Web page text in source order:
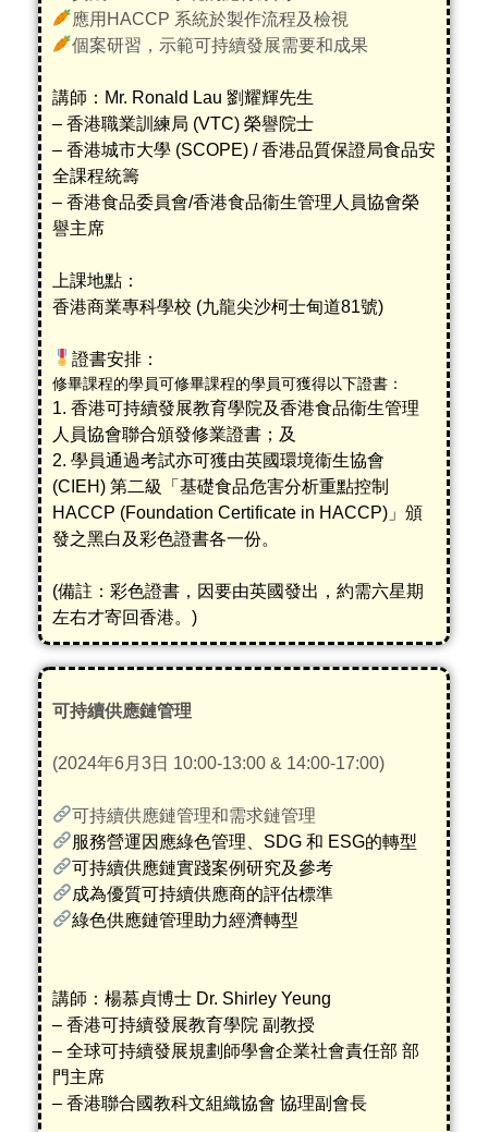
應用HACCP 系統於製作流程及檢視
個案研習，示範可持續發展需要和成果
講師：Mr. Ronald Lau 劉耀輝先生
– 香港職業訓練局 (VTC) 榮譽院士
– 香港城市大學 (SCOPE) / 香港品質保證局食品安
全課程統籌
– 香港食品委員會/香港食品衞生管理人員協會榮
譽主席
上課地點：
香港商業專科學校 (九龍尖沙柯士甸道81號)
證書安排：
修畢課程的學員可修畢課程的學員可獲得以下證書：
1. 香港可持續發展教育學院及香港食品衞生管理
人員協會聯合頒發修業證書；及
2. 學員通過考試亦可獲由英國環境衞生協會
(CIEH) 第二級「基礎食品危害分析重點控制
HACCP (Foundation Certificate in HACCP)」頒
發之黑白及彩色證書各一份。
(備註：彩色證書，因要由英國發出，約需六星期
左右才寄回香港。)
可持續供應鏈管理
(2024年6月3日 10:00-13:00 & 14:00-17:00)
可持續供應鏈管理和需求鏈管理
服務營運因應綠色管理、SDG 和 ESG的轉型
可持續供應鏈實踐案例研究及參考
成為優質可持續供應商的評估標準
綠色供應鏈管理助力經濟轉型
講師：楊慕貞博士 Dr. Shirley Yeung
– 香港可持續發展教育學院 副教授
– 全球可持續發展規劃師學會企業社會責任部 部
門主席
– 香港聯合國教科文組織協會 協理副會長